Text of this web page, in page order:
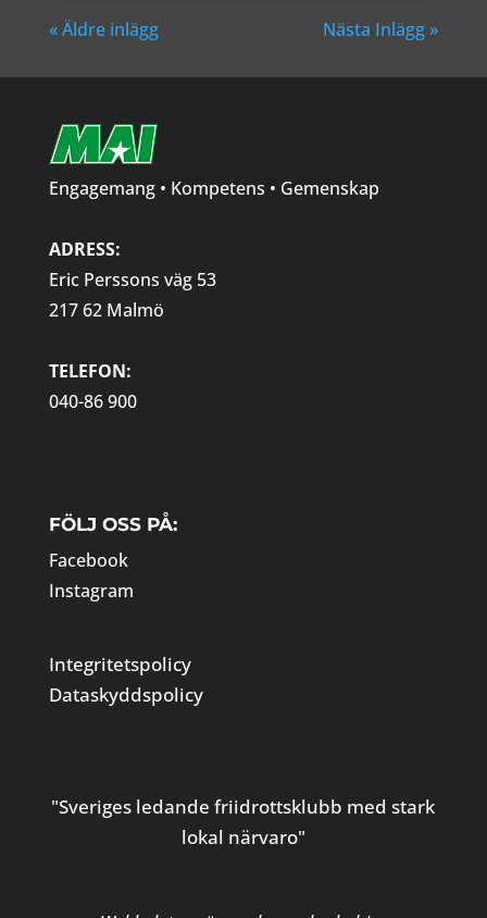
« Äldre inlägg Nästa Inlägg »
Engagemang • Kompetens • Gemenskap
ADRESS:
Eric Perssons väg 53
217 62 Malmö
TELEFON:
040-86 900
FÖLJ OSS PÅ:
Facebook
Instagram
Integritetspolicy
Dataskyddspolicy
"Sveriges ledande friidrottsklubb med stark
lokal närvaro"